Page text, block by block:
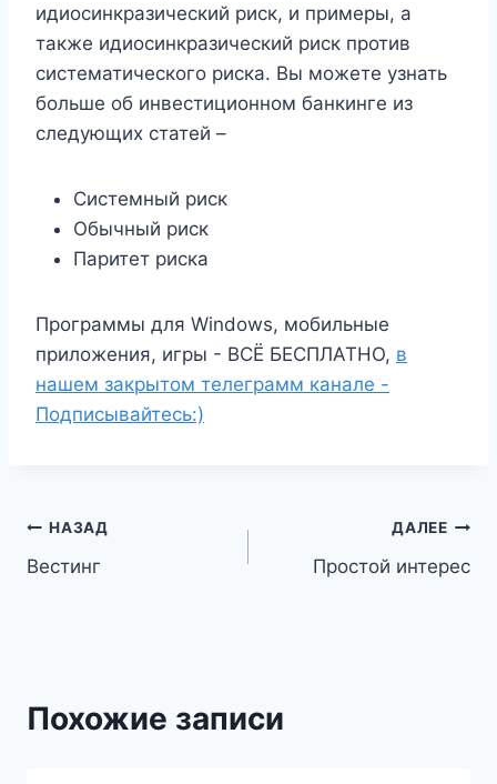
идиосинкразический риск, и примеры, а
также идиосинкразический риск против
систематического риска. Вы можете узнать
больше об инвестиционном банкинге из
следующих статей –
Системный риск
Обычный риск
Паритет риска
Программы для Windows, мобильные
приложения, игры - ВСЁ БЕСПЛАТНО, в
нашем закрытом телеграмм канале -
Подписывайтесь:)
Навигация
по
НАЗАД
Вестинг
ДАЛЕЕ
Простой интерес
Похожие записи